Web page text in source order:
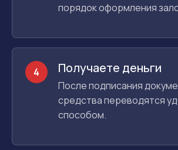
порядок оформления
4 Получаете деньги
После подписания
средства переводятся
способом.